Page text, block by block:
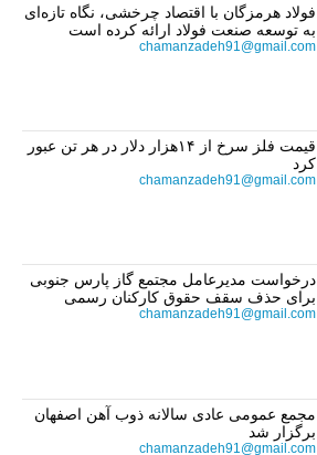
فولاد هرمزگان با اقتصاد چرخشی، نگاه تازه‌ای
به توسعه صنعت فولاد ارائه کرده است
chamanzadeh91@gmail.com
قیمت فلز سرخ از ۱۴هزار دلار در هر تن عبور
کرد
chamanzadeh91@gmail.com
درخواست مدیرعامل مجتمع گاز پارس جنوبی
برای حذف سقف حقوق کارکنان رسمی
chamanzadeh91@gmail.com
مجمع عمومی عادی سالانه ذوب آهن اصفهان
برگزار شد
chamanzadeh91@gmail.com